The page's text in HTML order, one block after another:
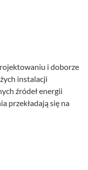
i doborze
instalacji
źródeł energii
przekładają się na